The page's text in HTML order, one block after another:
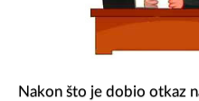
Nakon što je dobio otkaz